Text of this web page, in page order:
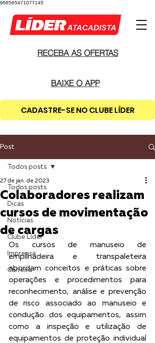
968565471077145
RECEBA AS OFERTAS
BAIXE O APP
CADASTRE-SE NO CLUBE LÍDER
Post
Todos posts
Dicas
Notícias
Clube Líder
Imprensa
Carreira
Todos posts
Colaboradores realizam
cursos de movimentação
de cargas
27 de jan. de 2023
Os cursos de manuseio de
empilhadeira e transpaleteira
abordam conceitos e práticas sobre
operações e procedimentos para
reconhecimento, análise e prevenção
de risco associado ao manuseio e
condução dos equipamentos, assim
como a inspeção e utilização de
equipamentos de proteção individual